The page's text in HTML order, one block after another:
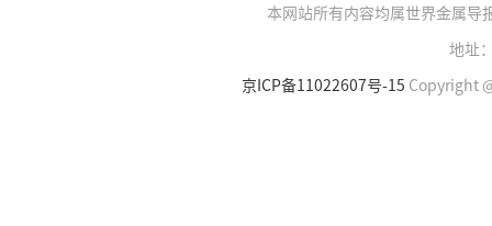
本网站所有内容均属世界金属导
地址
京ICP备11022607号-15 Copyright